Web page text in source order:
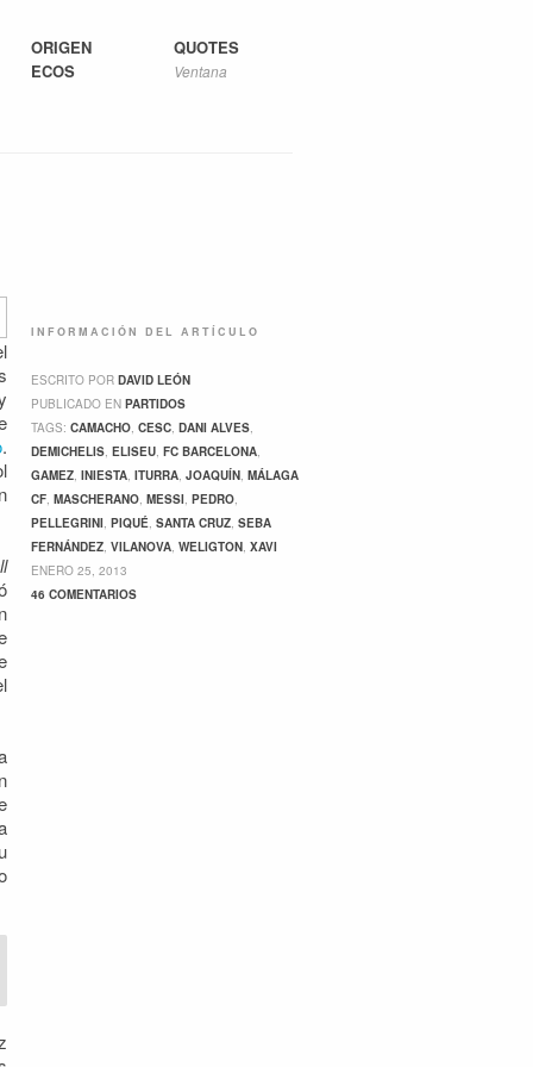
ORIGEN
ECOS
QUOTES
Ventana
.
INFORMACIÓN DEL ARTÍCULO
ESCRITO POR DAVID LEÓN
PUBLICADO EN PARTIDOS
TAGS: CAMACHO, CESC, DANI ALVES,
DEMICHELIS, ELISEU, FC BARCELONA,
GAMEZ, INIESTA, ITURRA, JOAQUÍN, MÁLAGA
CF, MASCHERANO, MESSI, PEDRO,
PELLEGRINI, PIQUÉ, SANTA CRUZ, SEBA
FERNÁNDEZ, VILANOVA, WELIGTON, XAVI
ENERO 25, 2013
46 COMENTARIOS